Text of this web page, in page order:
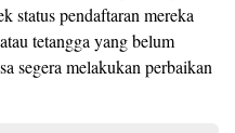
status pendaftaran mereka
tetangga yang belum
segera melakukan perbaikan